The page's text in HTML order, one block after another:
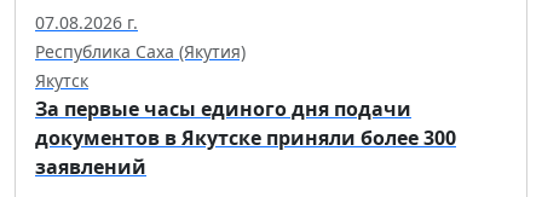
07.08.2026 г.
Республика Саха (Якутия)
Якутск
За первые часы единого дня подачи
документов в Якутске приняли более 300
заявлений